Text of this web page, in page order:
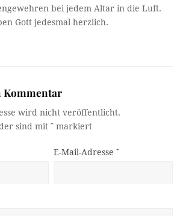
bei jedem Altar in die Luft.
Gott jedesmal herzlich.
Kommentar
wird nicht veröffentlicht.
sind mit* markiert
E-Mail-Adresse*